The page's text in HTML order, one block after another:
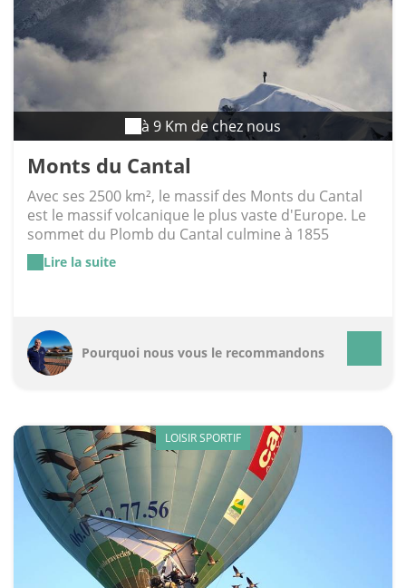
à 9 Km de chez nous
Monts du Cantal
Avec ses 2500 km², le massif des Monts du Cantal
est le massif volcanique le plus vaste d'Europe. Le
sommet du Plomb du Cantal culmine à 1855
mètres. C'est là que se trouve la plus importante
station de ski d'Auvergne, la Super-Lioran qui se
qui perpétue la tradition du fromage depuis 1928.
A visiter pour les gourmands.
Lire la suite
Pourquoi nous vous le recommandons
LOISIR SPORTIF